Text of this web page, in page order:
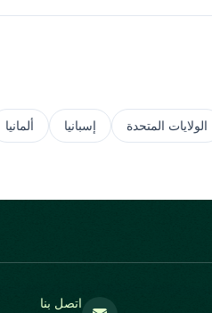
الولايات المتحدة إسبانيا ألمانيا
اتصل بنا